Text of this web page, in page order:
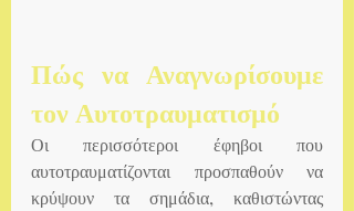
Πώς να Αναγνωρίσουμε
τον Αυτοτραυματισμό
Οι περισσότεροι έφηβοι που
αυτοτραυματίζονται προσπαθούν να
κρύψουν τα σημάδια, καθιστώντας